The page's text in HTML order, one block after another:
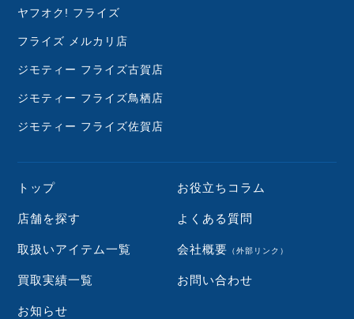
ヤフオク! フライズ
フライズ メルカリ店
ジモティー フライズ古賀店
ジモティー フライズ鳥栖店
ジモティー フライズ佐賀店
トップ
店舗を探す
取扱いアイテム一覧
買取実績一覧
お知らせ
お役立ちコラム
よくある質問
会社概要 （外部リンク）
お問い合わせ